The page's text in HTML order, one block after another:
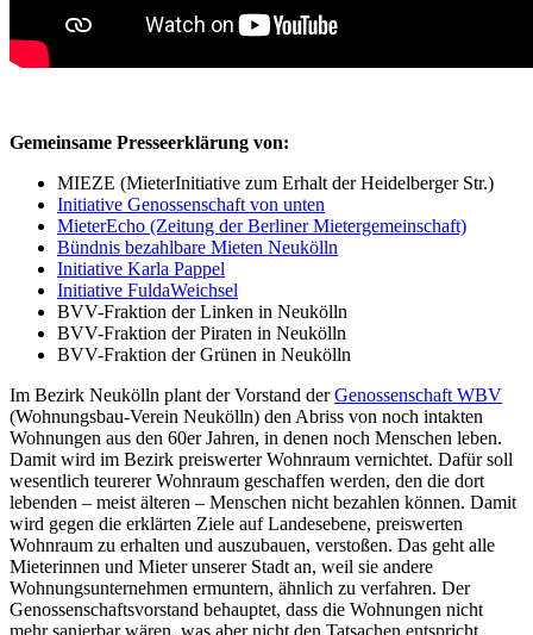
Gemeinsame Presseerklärung von:
MIEZE (Mieter­Initiative zum Erhalt der Heidelberger Str.)
Initiative Genossenschaft von unten
MieterEcho (Zeitung der Berliner Mietergemeinschaft)
Bündnis bezahlbare Mieten Neukölln
Initiative Karla Pappel
Initiative FuldaWeichsel
BVV-Fraktion der Linken in Neukölln
BVV-Fraktion der Piraten in Neukölln
BVV-Fraktion der Grünen in Neukölln
Im Bezirk Neukölln plant der Vorstand derGenossenschaft WBV
(Wohnungsbau-Verein Neukölln) den Abriss von noch intakten
Wohnungen aus den 60er Jahren, in denen noch Menschen leben.
Damit wird im Bezirk preiswerter Wohnraum vernichtet. Dafür soll
wesentlich teurerer Wohnraum geschaffen werden, den die dort
lebenden – meist älteren – Menschen nicht bezahlen können. Damit
wird gegen die erklärten Ziele auf Landesebene, preiswerten
Wohnraum zu erhalten und auszubauen, verstoßen. Das geht alle
Mieterinnen und Mieter unserer Stadt an, weil sie andere
Wohnungsunternehmen ermuntern, ähnlich zu verfahren. Der
Genossenschaftsvorstand behauptet, dass die Wohnungen nicht
mehr sanierbar wären, was aber nicht den Tatsachen entspricht.